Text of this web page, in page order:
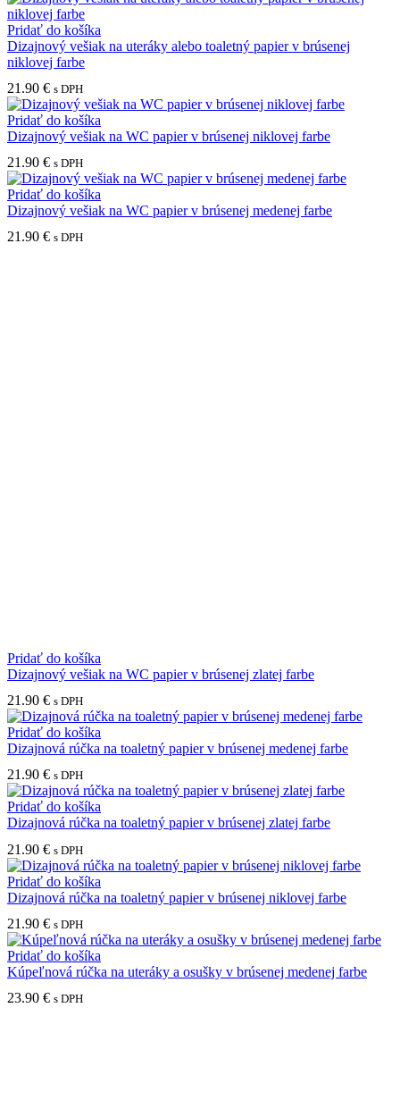
Pridať do košíka
Dizajnový vešiak na uteráky alebo toaletný papier v brúsenej
niklovej farbe
21.90 € s DPH
Pridať do košíka
Dizajnový vešiak na WC papier v brúsenej niklovej farbe
21.90 € s DPH
Pridať do košíka
Dizajnový vešiak na WC papier v brúsenej medenej farbe
21.90 € s DPH
Pridať do košíka
Dizajnový vešiak na WC papier v brúsenej zlatej farbe
21.90 € s DPH
Pridať do košíka
Dizajnová rúčka na toaletný papier v brúsenej medenej farbe
21.90 € s DPH
Pridať do košíka
Dizajnová rúčka na toaletný papier v brúsenej zlatej farbe
21.90 € s DPH
Pridať do košíka
Dizajnová rúčka na toaletný papier v brúsenej niklovej farbe
21.90 € s DPH
Pridať do košíka
Kúpeľnová rúčka na uteráky a osušky v brúsenej medenej farbe
23.90 € s DPH